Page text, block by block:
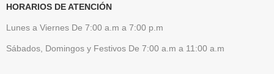
HORARIOS DE ATENCIÓN
Lunes a Viernes De 7:00 a.m a 7:00 p.m
Sábados, Domingos y Festivos De 7:00 a.m a 11:00 a.m